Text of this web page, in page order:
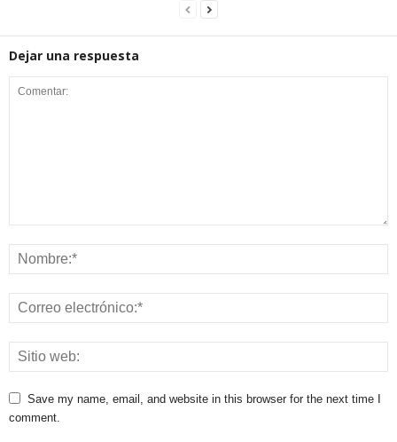
Dejar una respuesta
Save my name, email, and website in this browser for the next time I
comment.